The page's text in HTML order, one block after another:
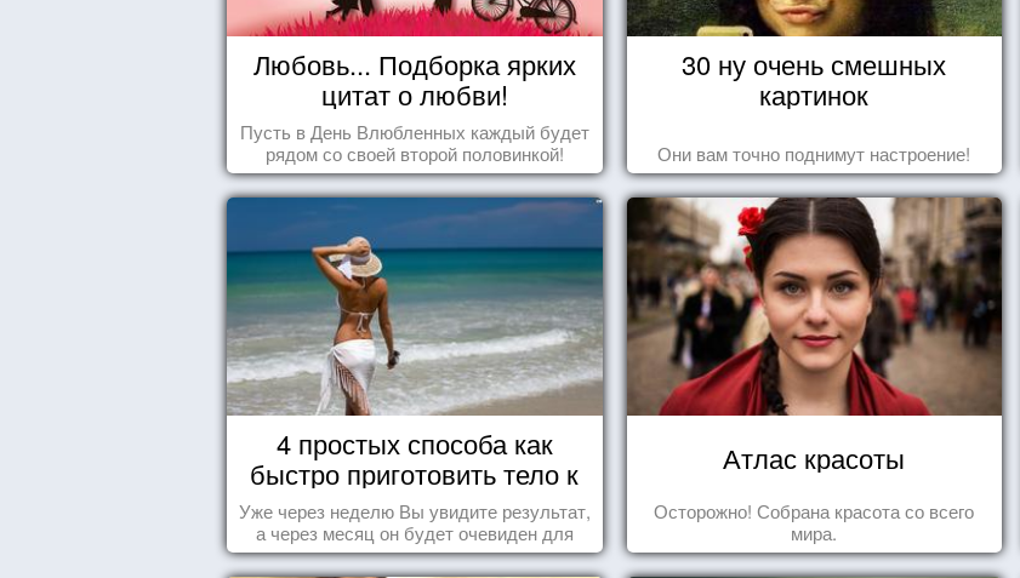
Любовь... Подборка ярких
цитат о любви!
Пусть в День Влюбленных каждый будет
рядом со своей второй половинкой!
30 ну очень смешных
картинок
Они вам точно поднимут настроение!
4 простых способа как
быстро приготовить тело к
морю
Уже через неделю Вы увидите результат,
а через месяц он будет очевиден для
всех!
Атлас красоты
Осторожно! Собрана красота со всего
мира.